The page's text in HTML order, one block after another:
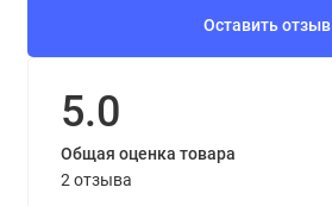
Оставить отзыв
5.0
Общая оценка товара
2 отзыва